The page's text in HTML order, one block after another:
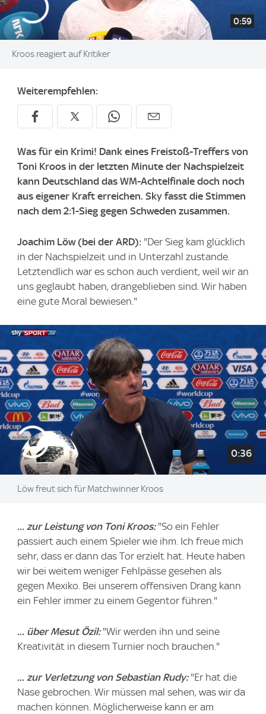
0:59
Kroos reagiert auf Kritiker
Weiterempfehlen:
Was für ein Krimi! Dank eines Freistoß-Treffers von
Toni Kroos in der letzten Minute der Nachspielzeit
kann Deutschland das WM-Achtelfinale doch noch
aus eigener Kraft erreichen. Sky fasst die Stimmen
nach dem 2:1-Sieg gegen Schweden zusammen.
Joachim Löw (bei der ARD): "Der Sieg kam glücklich
in der Nachspielzeit und in Unterzahl zustande.
Letztendlich war es schon auch verdient, weil wir an
uns geglaubt haben, drangeblieben sind. Wir haben
eine gute Moral bewiesen."
0:36
Löw freut sich für Matchwinner Kroos
... zur Leistung von Toni Kroos:"So ein Fehler
passiert auch einem Spieler wie ihm. Ich freue mich
sehr, dass er dann das Tor erzielt hat. Heute haben
wir bei weitem weniger Fehlpässe gesehen als
gegen Mexiko. Bei unserem offensiven Drang kann
ein Fehler immer zu einem Gegentor führen."
... über Mesut Özil:"Wir werden ihn und seine
Kreativität in diesem Turnier noch brauchen."
... zur Verletzung von Sebastian Rudy: "Er hat die
Nase gebrochen. Wir müssen mal sehen, was wir da
machen können. Möglicherweise kann er am